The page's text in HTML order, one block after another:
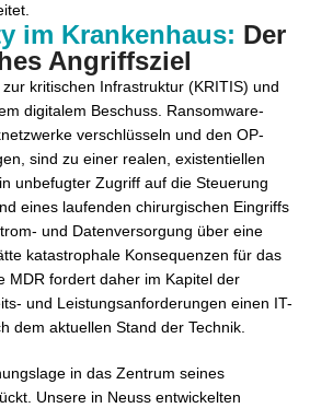
im Krankenhaus: Der
Angriffsziel
kritischen Infrastruktur (KRITIS) und
digitalem Beschuss. Ransomware-
verschlüsseln und den OP-
sind zu einer realen, existentiellen
unbefugter Zugriff auf die Steuerung
eines laufenden chirurgischen Eingriffs
und Datenversorgung über eine
katastrophale Konsequenzen für das
MDR fordert daher im Kapitel der
und Leistungsanforderungen einen IT-
dem aktuellen Stand der Technik.
in das Zentrum seines
Unsere in Neuss entwickelten